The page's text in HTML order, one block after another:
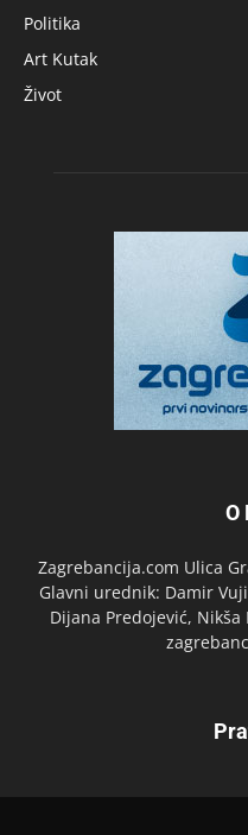
Politika
Art Kutak
Život
O
Zagrebancija.com Ulica
Glavni urednik: Damir
Dijana Predojević, Nikša